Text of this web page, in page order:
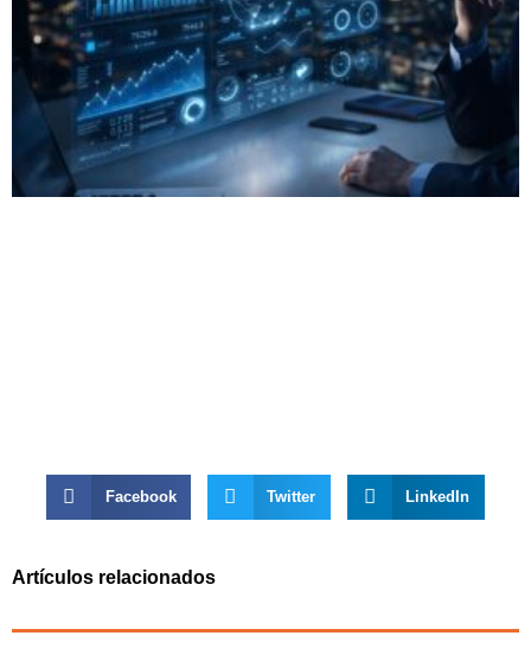
Facebook Twitter LinkedIn
Artículos relacionados